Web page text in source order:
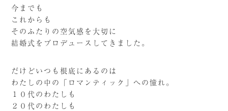
今までも
これからも
そのふたりの空気感を大切に
結婚式をプロデュースしてきました。
だけどいつも根底にあるのは
わたしの中の「ロマンティック」への憧れ。
１０代のわたしも
２０代のわたしも